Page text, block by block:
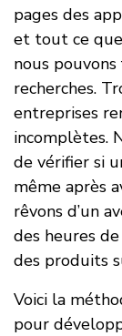
pages des
et tout ce
nous
recherches.
entreprises
incomplètes.
de vérifier si
même après
rêvons d’un
des heures
des produits
Voici la
pour